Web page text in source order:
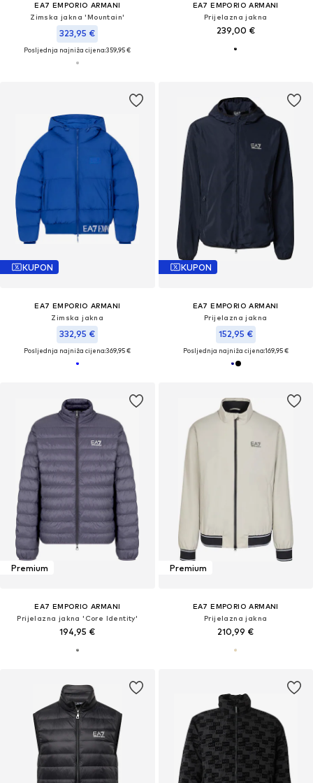
EA7 EMPORIO ARMANI
Zimska jakna 'Mountain'
323,95 €
Posljednja najniža cijena:359,95 €
EA7 EMPORIO ARMANI
Prijelazna jakna
239,00 €
KUPON
EA7 EMPORIO ARMANI
Zimska jakna
332,95 €
Posljednja najniža cijena:369,95 €
KUPON
EA7 EMPORIO ARMANI
Prijelazna jakna
152,95 €
Posljednja najniža cijena:169,95 €
Premium
EA7 EMPORIO ARMANI
Prijelazna jakna 'Core Identity'
194,95 €
Premium
EA7 EMPORIO ARMANI
Prijelazna jakna
210,99 €